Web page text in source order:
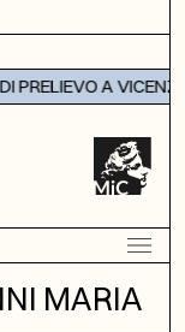
PRELIEVO A VICENZA
MARIA